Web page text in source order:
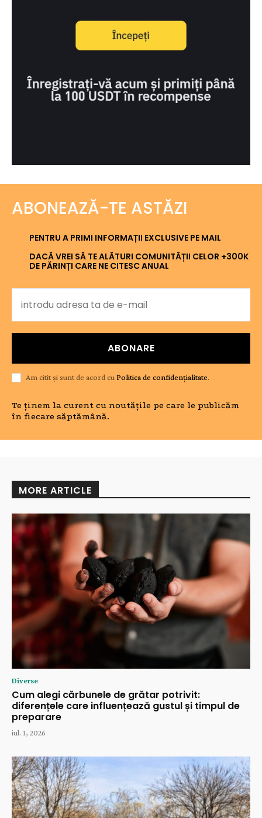
ABONEAZĂ-TE ASTĂZI
PENTRU A PRIMI INFORMAȚII EXCLUSIVE PE MAIL
DACĂ VREI SĂ TE ALĂTURI COMUNITĂȚII CELOR +300K
DE PĂRINȚI CARE NE CITESC ANUAL
ABONARE
Am citit și sunt de acord cuPolitica de confidențialitate.
Te ținem la curent cu noutățile pe care le publicăm
în fiecare săptămână.
MORE ARTICLE
Diverse
Cum alegi cărbunele de grătar potrivit:
diferențele care influențează gustul și timpul de
preparare
iul. 1, 2026